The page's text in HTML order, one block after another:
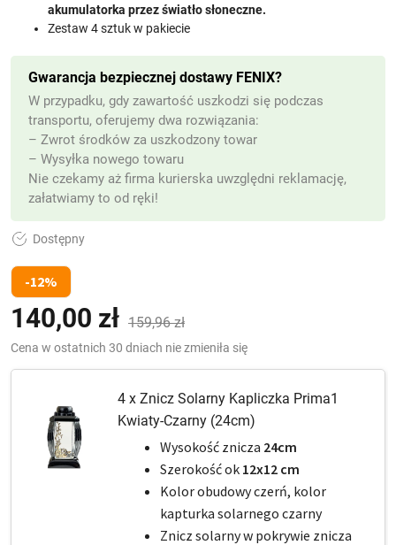
159,96zł
Pierwotna
cena
159,96 zł.
140,00 zł
Aktualna
cena
140,00 zł.
Cena w ostatnich 30 dniach nie zmieniła się
-12%
akumulatorka przez światło słoneczne.
Zestaw 4 sztuk w pakiecie
Dostępny
Gwarancja bezpiecznej dostawy FENIX?
W przypadku, gdy zawartość uszkodzi się podczas
transportu, oferujemy dwa rozwiązania:
– Zwrot środków za uszkodzony towar
– Wysyłka nowego towaru
Nie czekamy aż firma kurierska uwzględni reklamację,
załatwiamy to od ręki!
4 x Znicz Solarny Kapliczka Prima1
Kwiaty-Czarny (24cm)
Wysokość znicza 24cm
Szerokość ok 12x12 cm
Kolor obudowy czerń, kolor
kapturka solarnego czarny
Znicz solarny w pokrywie znicza